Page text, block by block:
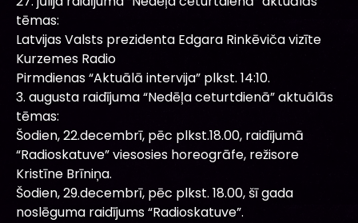
tēmas:
Latvijas Valsts prezidenta Edgara Rinkēviča vizīte
Kurzemes Radio
Pirmdienas “Aktuālā intervija” plkst. 14:10.
3. augusta raidījuma “Nedēļa ceturtdienā” aktuālās
tēmas:
Šodien, 22.decembrī, pēc plkst.18.00, raidījumā
“Radioskatuve” viesosies horeogrāfe, režisore
Kristīne Brīniņa.
Šodien, 29.decembrī, pēc plkst. 18.00, šī gada
noslēguma raidījums “Radioskatuve”.